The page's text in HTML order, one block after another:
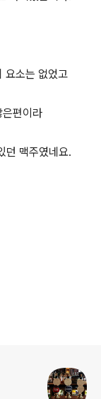
요소는 없었고
편이라
던 맥주였네요.